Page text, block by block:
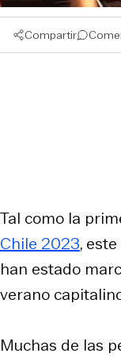
Compartir
Tal como la
Chile 2023,
han estado
verano
Muchas de las